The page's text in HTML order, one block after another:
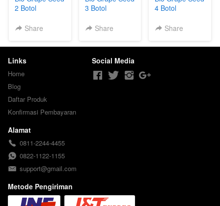
2 Botol
Share
3 Botol
Share
4 Botol
Share
Links
Home
Blog
Daftar Produk
Konfirmasi Pembayaran
Social Media
Alamat
0811-2244-4455
0822-1122-1155
support@gmail.com
Metode Pengiriman